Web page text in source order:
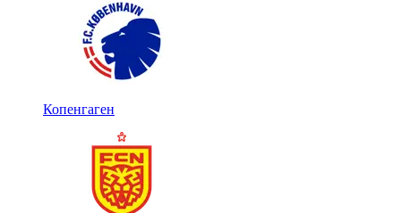
Копенгаген